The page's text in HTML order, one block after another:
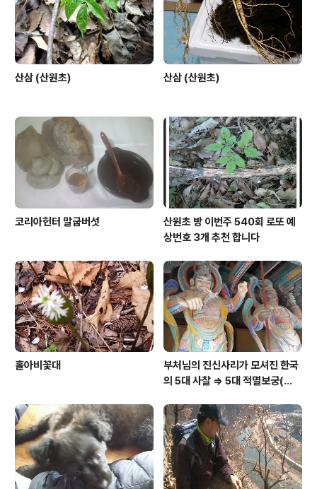
산삼 (산원초) 산삼 (산원초)
코리아헌터 말굽버섯
산원초 방 이번주 540회 로또 예
상번호 3개 추천 합니다
홀아비꽃대
부처님의 진신사리가 모셔진 한국
의 5대 사찰 => 5대 적멸보궁(寂